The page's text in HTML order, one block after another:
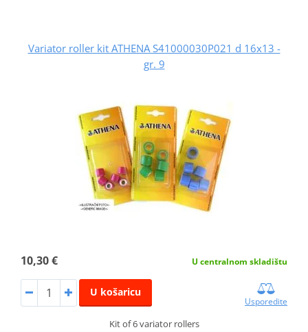
Variator roller kit ATHENA S41000030P021 d 16x13 -
gr. 9
10,30 € U centralnom skladištu
U košaricu
Usporedite
Kit of 6 variator rollers